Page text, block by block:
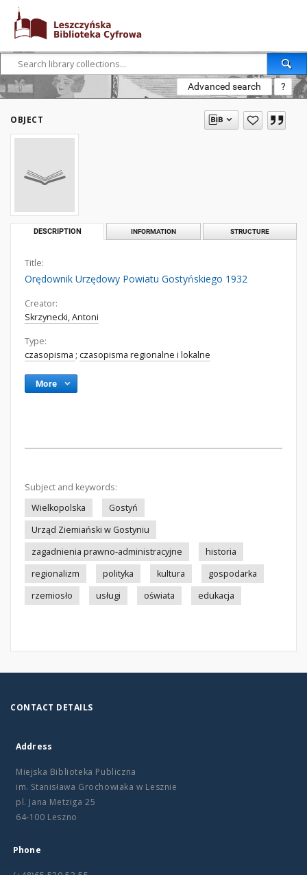
Advanced search ?
OBJECT
DESCRIPTION INFORMATION STRUCTURE
Title:
Orędownik Urzędowy Powiatu Gostyńskiego 1932
Creator:
Skrzynecki, Antoni
Type:
czasopisma ; czasopisma regionalne i lokalne
More
Subject and keywords:
Wielkopolska
Gostyń
Urząd Ziemiański w Gostyniu
zagadnienia prawno-administracyjne
historia
regionalizm
polityka kultura
gospodarka
rzemiosło
usługi oświata edukacja
CONTACT DETAILS
Address
Miejska Biblioteka Publiczna
im. Stanisława Grochowiaka w Lesznie
pl. Jana Metziga 25
64-100 Leszno
Phone